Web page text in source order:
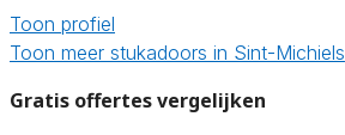
Toon profiel
Toon meer stukadoors in Sint-Michiels
Gratis offertes vergelijken